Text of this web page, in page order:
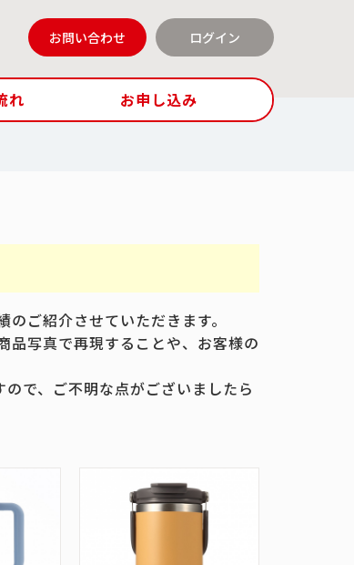
お問い合わせ ログイン
れ お申し込み
ご紹介させていただきます。
品写真で再現することや、お客様の
で、ご不明な点がございましたら